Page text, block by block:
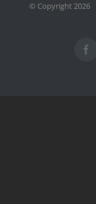
© Copyright2026